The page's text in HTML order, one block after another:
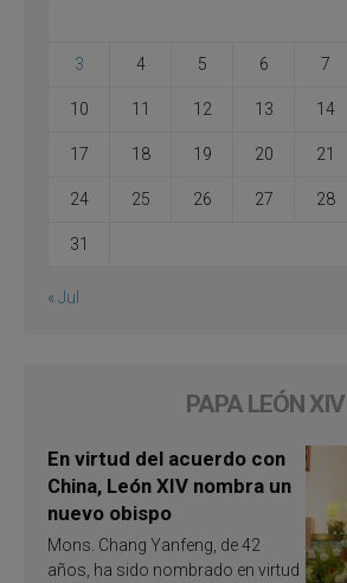
3 4 5 6 7
10 11 12 13 14
17 18 19 20 21
24 25 26 27 28
31
« Jul
PAPA LEÓN XIV
En virtud del acuerdo con
China, León XIV nombra un
nuevo obispo
Mons. Chang Yanfeng, de 42
años, ha sido nombrado en virtud